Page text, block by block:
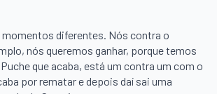
momentos diferentes. Nós contra o
nós queremos ganhar, porque temos
que acaba, está um contra um com o
por rematar e depois daí sai uma